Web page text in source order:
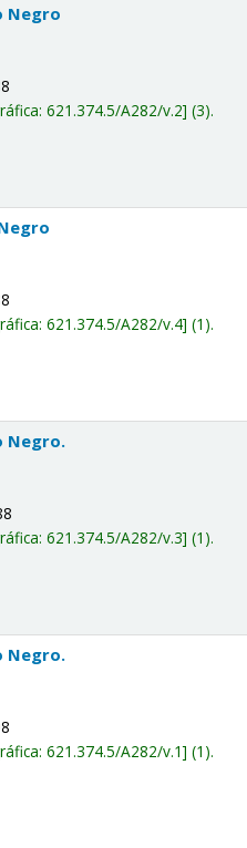
Negro
621.374.5/A282/v.2 (3).
621.374.5/A282/v.4 (1).
Negro.
621.374.5/A282/v.3 (1).
Negro.
621.374.5/A282/v.1 (1).